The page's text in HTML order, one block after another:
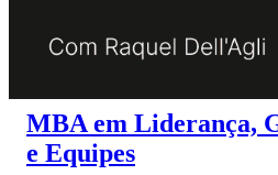
MBA em Liderança,
e Equipes